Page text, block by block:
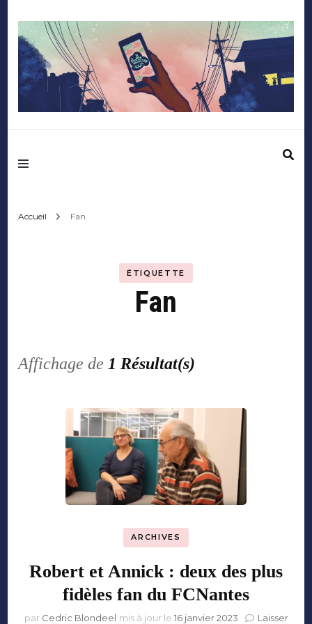
Mediafactory – Le
Accueil Fan
ÉTIQUETTE
Fan
Affichage de 1 Résultat(s)
ARCHIVES
Robert et Annick : deux des plus
fidèles fan du FCNantes
par Cedric Blondeel mis à jour le 16 janvier 2023 Laisser